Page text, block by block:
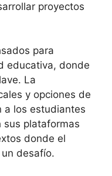
proyectos
para
educativa, donde
La
y opciones de
a los estudiantes
sus plataformas
donde el
desafío.